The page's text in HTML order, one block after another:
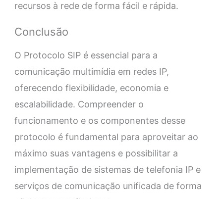
recursos à rede de forma fácil e rápida.
Conclusão
O Protocolo SIP é essencial para a
comunicação multimídia em redes IP,
oferecendo flexibilidade, economia e
escalabilidade. Compreender o
funcionamento e os componentes desse
protocolo é fundamental para aproveitar ao
máximo suas vantagens e possibilitar a
implementação de sistemas de telefonia IP e
serviços de comunicação unificada de forma